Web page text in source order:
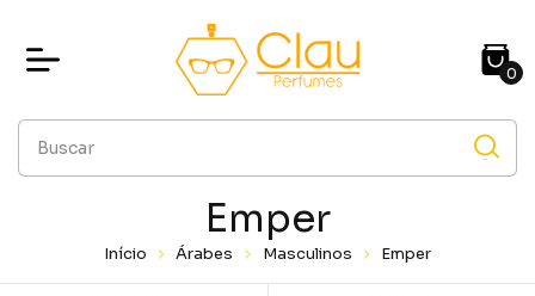
0
Emper
Início Árabes Masculinos Emper